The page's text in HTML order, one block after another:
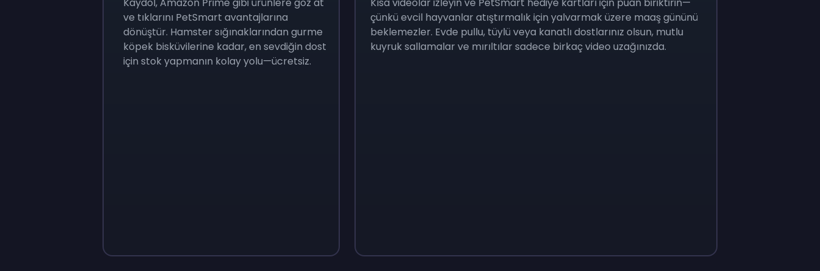
ve tıklarını PetSmart avantajlarına
dönüştür. Hamster sığınaklarından gurme
köpek bisküvilerine kadar, en sevdiğin dost
için stok yapmanın kolay yolu—ücretsiz.
çünkü evcil hayvanlar atıştırmalık için yalvarmak üzere maaş gününü
beklemezler. Evde pullu, tüylü veya kanatlı dostlarınız olsun, mutlu
kuyruk sallamalar ve mırıltılar sadece birkaç video uzağınızda.